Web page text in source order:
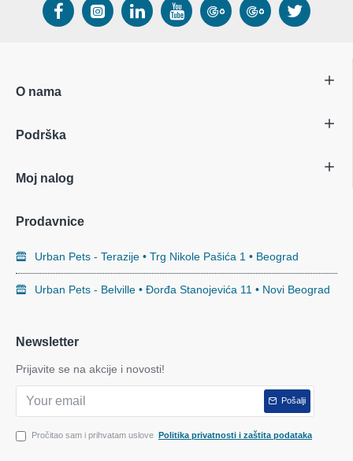
O nama
Podrška
Moj nalog
Prodavnice
Urban Pets - Terazije • Trg Nikole Pašića 1 • Beograd
Urban Pets - Belville • Đorđa Stanojevića 11 • Novi Beograd
Newsletter
Prijavite se na akcije i novosti!
Pošalji
Pročitao sam i prihvatam uslove Politika privatnosti i zaštita podataka